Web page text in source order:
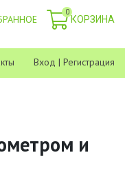
0
КОРЗИНА
Вход | Регистрация
и